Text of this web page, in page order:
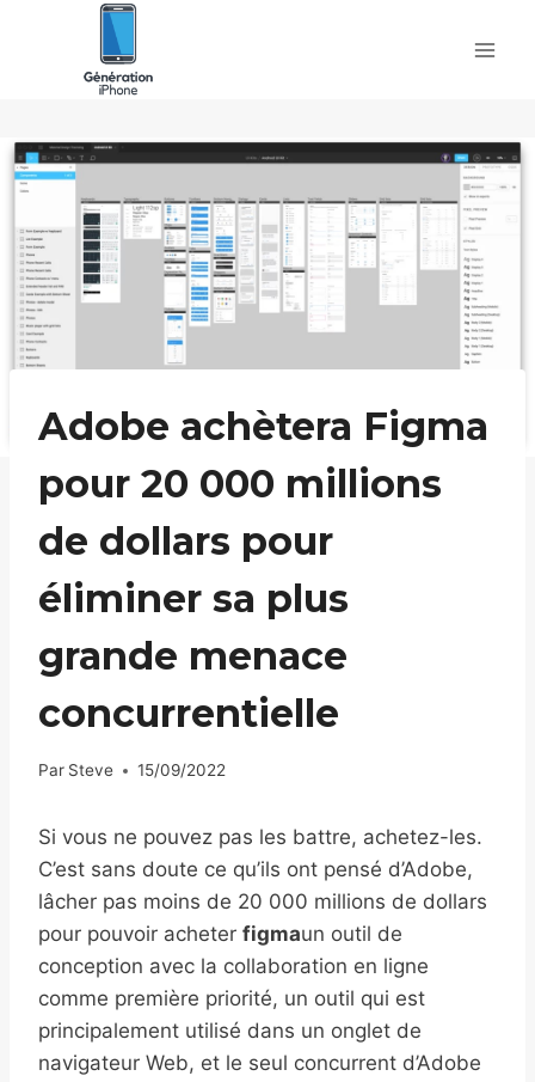
Adobe achètera Figma
pour 20 000 millions
de dollars pour
éliminer sa plus
grande menace
concurrentielle
Par Steve 15/09/2022
Si vous ne pouvez pas les battre, achetez-les.
C’est sans doute ce qu’ils ont pensé d’Adobe,
lâcher pas moins de 20 000 millions de dollars
pour pouvoir acheter figmaun outil de
conception avec la collaboration en ligne
comme première priorité, un outil qui est
principalement utilisé dans un onglet de
navigateur Web, et le seul concurrent d’Adobe